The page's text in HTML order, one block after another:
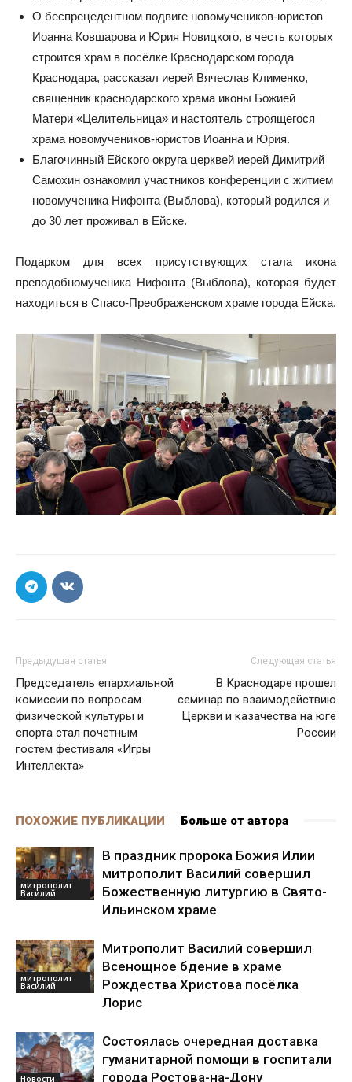
О беспрецедентном подвиге новомучеников-юристов
Иоанна Ковшарова и Юрия Новицкого, в честь которых
строится храм в посёлке Краснодарском города
Краснодара, рассказал иерей Вячеслав Клименко,
священник краснодарского храма иконы Божией
Матери «Целительница» и настоятель строящегося
храма новомучеников-юристов Иоанна и Юрия.
Благочинный Ейского округа церквей иерей Димитрий
Самохин ознакомил участников конференции с житием
новомученика Нифонта (Выблова), который родился и
до 30 лет проживал в Ейске.
Подарком для всех присутствующих стала икона
преподобномученика Нифонта (Выблова), которая будет
находиться в Спасо-Преображенском храме города Ейска.
Предыдущая статья
Председатель епархиальной
комиссии по вопросам
физической культуры и
спорта стал почетным
гостем фестиваля «Игры
Интеллекта»
Следующая статья
В Краснодаре прошел
семинар по взаимодействию
Церкви и казачества на юге
России
ПОХОЖИЕ ПУБЛИКАЦИИ Больше от автора
митрополит
Василий
В праздник пророка Божия Илии
митрополит Василий совершил
Божественную литургию в Свято-
Ильинском храме
митрополит
Василий
Митрополит Василий совершил
Всенощное бдение в храме
Рождества Христова посёлка
Лорис
Новости
Состоялась очередная доставка
гуманитарной помощи в госпитали
города Ростова-на-Дону